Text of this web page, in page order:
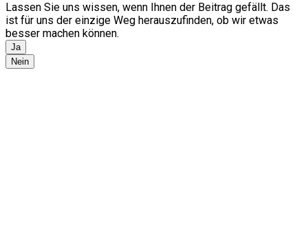
Lassen Sie uns wissen, wenn Ihnen der Beitrag gefällt. Das
ist für uns der einzige Weg herauszufinden, ob wir etwas
besser machen können.
Ja
Nein